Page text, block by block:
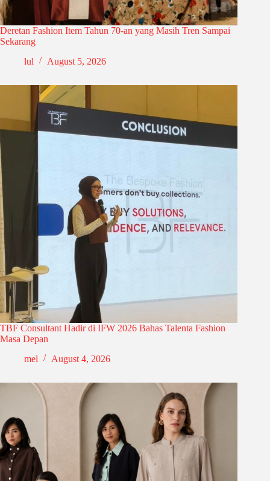
Deretan Fashion Item Tahun 70-an yang Masih Tren Sampai
Sekarang
lul
August 5, 2026
TBF Consultant Hadir di IFW 2026 Bahas Talenta Fashion
Masa Depan
mel
August 4, 2026